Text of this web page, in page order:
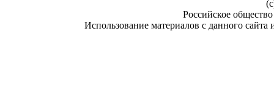
Российское
Использование материалов с данного